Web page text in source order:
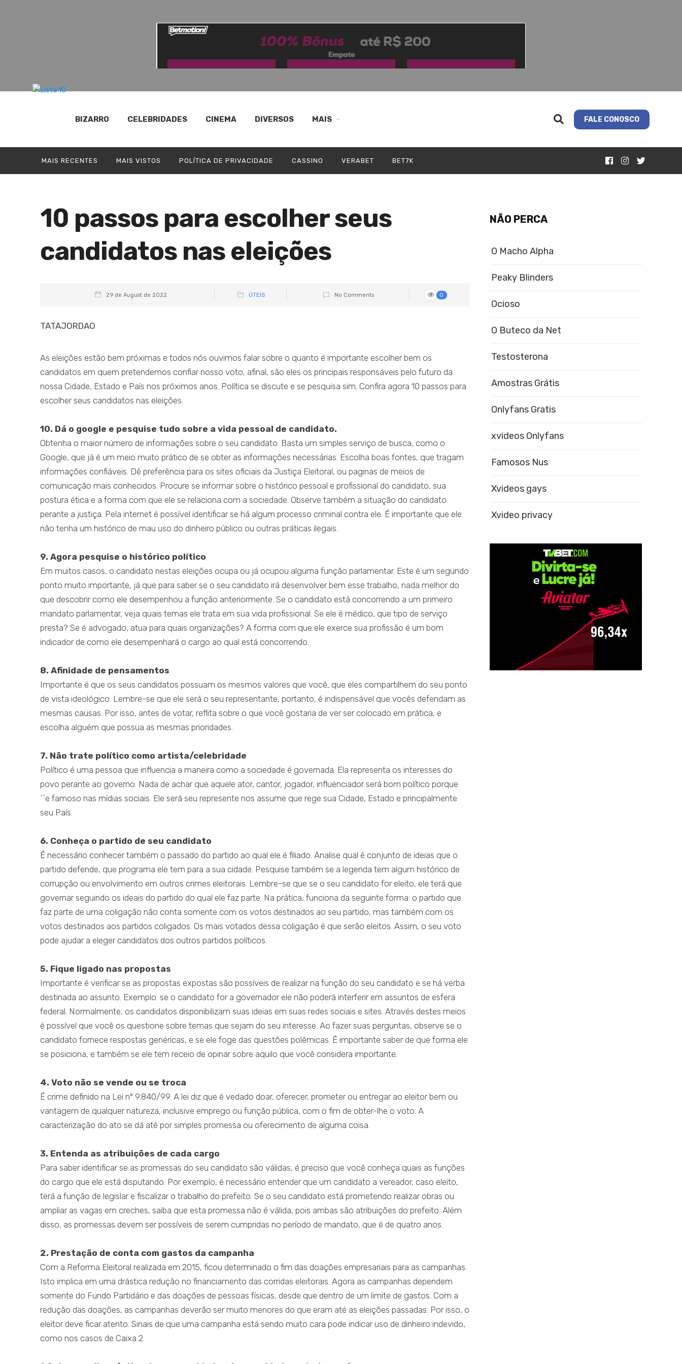
BIZARRO CELEBRIDADES CINEMA DIVERSOS MAIS FALE CONOSCO
MAIS RECENTES MAIS VISTOS POLÍTICA DE PRIVACIDADE CASSINO VERABET BET7K
10 passos para escolher seus
candidatos nas eleições
29 de August de 2022 ÚTEIS No Comments 0
TATAJORDAO
As eleições estão bem próximas e todos nós ouvimos falar sobre o quanto é importante escolher bem os
candidatos em quem pretendemos confiar nosso voto, afinal, são eles os principais responsáveis pelo futuro da
nossa Cidade, Estado e País nos próximos anos. Política se discute e se pesquisa sim. Confira agora 10 passos para
escolher seus candidatos nas eleições.
10. Dá o google e pesquise tudo sobre a vida pessoal de candidato.
Obtenha o maior número de informações sobre o seu candidato. Basta um simples serviço de busca, como o
Google, que já é um meio muito prático de se obter as informações necessárias. Escolha boas fontes, que tragam
informações confiáveis. Dê preferência para os sites oficiais da Justiça Eleitoral, ou paginas de meios de
comunicação mais conhecidos. Procure se informar sobre o histórico pessoal e profissional do candidato, sua
postura ética e a forma com que ele se relaciona com a sociedade. Observe também a situação do candidato
perante a justiça. Pela internet é possível identificar se há algum processo criminal contra ele. É importante que ele
não tenha um histórico de mau uso do dinheiro público ou outras práticas ilegais.
9. Agora pesquise o histórico político
Em muitos casos, o candidato nestas eleições ocupa ou já ocupou alguma função parlamentar. Este é um segundo
ponto muito importante, já que para saber se o seu candidato irá desenvolver bem esse trabalho, nada melhor do
que descobrir como ele desempenhou a função anteriormente. Se o candidato está concorrendo a um primeiro
mandato parlamentar, veja quais temas ele trata em sua vida profissional. Se ele é médico, que tipo de serviço
presta? Se é advogado, atua para quais organizações? A forma com que ele exerce sua profissão é um bom
indicador de como ele desempenhará o cargo ao qual está concorrendo.
8. Afinidade de pensamentos
Importante é que os seus candidatos possuam os mesmos valores que você, que eles compartilhem do seu ponto
de vista ideológico. Lembre-se que ele será o seu representante, portanto, é indispensável que vocês defendam as
mesmas causas. Por isso, antes de votar, reflita sobre o que você gostaria de ver ser colocado em prática, e
escolha alguém que possua as mesmas prioridades.
7. Não trate político como artista/celebridade
Político é uma pessoa que influencia a maneira como a sociedade é governada. Ela representa os interesses do
povo perante ao governo. Nada de achar que aquele ator, cantor, jogador, influenciador será bom político porque
´´e famoso nas mídias sociais. Ele será seu represente nos assume que rege sua Cidade, Estado e principalmente
seu País.
6. Conheça o partido de seu candidato
É necessário conhecer também o passado do partido ao qual ele é filiado. Analise qual é conjunto de ideias que o
partido defende, que programa ele tem para a sua cidade. Pesquise também se a legenda tem algum histórico de
corrupção ou envolvimento em outros crimes eleitorais. Lembre-se que se o seu candidato for eleito, ele terá que
governar seguindo os ideais do partido do qual ele faz parte. Na prática, funciona da seguinte forma: o partido que
faz parte de uma coligação não conta somente com os votos destinados ao seu partido, mas também com os
votos destinados aos partidos coligados. Os mais votados dessa coligação é que serão eleitos. Assim, o seu voto
pode ajudar a eleger candidatos dos outros partidos políticos.
5. Fique ligado nas propostas
Importante é verificar se as propostas expostas são possíveis de realizar na função do seu candidato e se há verba
destinada ao assunto. Exemplo: se o candidato for a governador ele não poderá interferir em assuntos de esfera
federal. Normalmente, os candidatos disponibilizam suas ideias em suas redes sociais e sites. Através destes meios
é possível que você os questione sobre temas que sejam do seu interesse. Ao fazer suas perguntas, observe se o
candidato fornece respostas genéricas, e se ele foge das questões polêmicas. É importante saber de que forma ele
se posiciona, e também se ele tem receio de opinar sobre aquilo que você considera importante.
4. Voto não se vende ou se troca
É crime definido na Lei nº 9.840/99. A lei diz que é vedado doar, oferecer, prometer ou entregar ao eleitor bem ou
vantagem de qualquer natureza, inclusive emprego ou função pública, com o fim de obter-lhe o voto. A
caracterização do ato se dá até por simples promessa ou oferecimento de alguma coisa.
3. Entenda as atribuições de cada cargo
Para saber identificar se as promessas do seu candidato são válidas, é preciso que você conheça quais as funções
do cargo que ele está disputando. Por exemplo, é necessário entender que um candidato a vereador, caso eleito,
terá a função de legislar e fiscalizar o trabalho do prefeito. Se o seu candidato está prometendo realizar obras ou
ampliar as vagas em creches, saiba que esta promessa não é válida, pois ambas são atribuições do prefeito. Além
disso, as promessas devem ser possíveis de serem cumpridas no período de mandato, que é de quatro anos.
2. Prestação de conta com gastos da campanha
Com a Reforma Eleitoral realizada em 2015, ficou determinado o fim das doações empresariais para as campanhas.
Isto implica em uma drástica redução no financiamento das corridas eleitorais. Agora as campanhas dependem
somente do Fundo Partidário e das doações de pessoas físicas, desde que dentro de um limite de gastos. Com a
redução das doações, as campanhas deverão ser muito menores do que eram até as eleições passadas. Por isso, o
eleitor deve ficar atento. Sinais de que uma campanha está sendo muito cara pode indicar uso de dinheiro indevido,
como nos casos de Caixa 2.
NÃO PERCA
O Macho Alpha
Peaky Blinders
Ocioso
O Buteco da Net
Testosterona
Amostras Grátis
Onlyfans Gratis
xvideos Onlyfans
Famosos Nus
Xvideos gays
Xvideo privacy